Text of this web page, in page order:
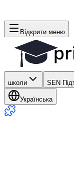
Відкрити меню
школи SEN
Українська